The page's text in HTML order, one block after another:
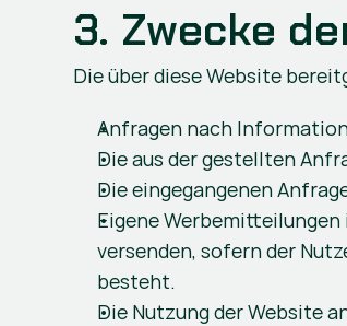
3. Zwecke
Die über diese Website
Anfragen nach
Die aus der gestellten
Die eingegangenen
Eigene
versenden, sofern der
besteht.
Die Nutzung der Website